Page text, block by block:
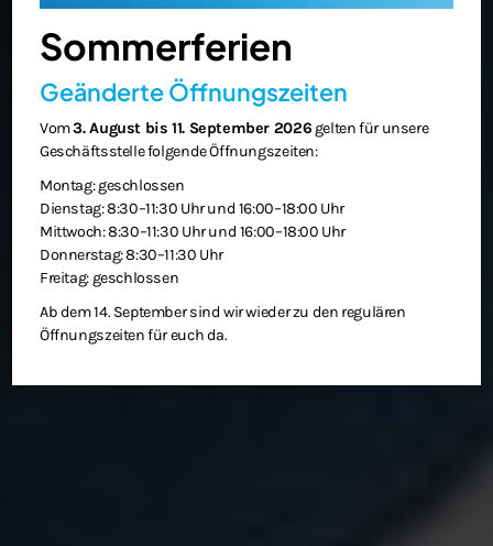
Sommerferien
Geänderte Öffnungszeiten
Vom3. August bis 11. September 2026 gelten für unsere
Geschäftsstelle folgende Öffnungszeiten:
Montag: geschlossen
Dienstag: 8:30–11:30 Uhr und 16:00–18:00 Uhr
Mittwoch: 8:30–11:30 Uhr und 16:00–18:00 Uhr
Donnerstag: 8:30–11:30 Uhr
Freitag: geschlossen
Ab dem 14. September sind wir wieder zu den regulären
Öffnungszeiten für euch da.